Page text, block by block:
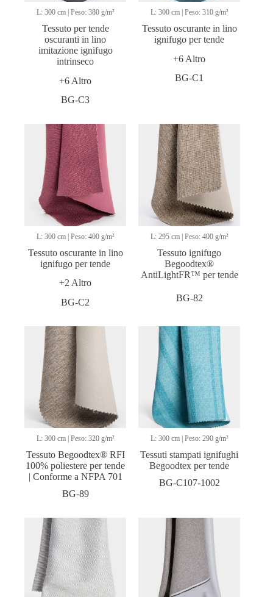
L: 300 cm | Peso: 380 g/m²
Tessuto per tende
oscuranti in lino
imitazione ignifugo
intrinseco
+6 Altro
BG-C3
L: 300 cm | Peso: 310 g/m²
Tessuto oscurante in lino
ignifugo per tende
+6 Altro
BG-C1
L: 300 cm | Peso: 400 g/m²
Tessuto oscurante in lino
ignifugo per tende
+2 Altro
BG-C2
L: 295 cm | Peso: 400 g/m²
Tessuto ignifugo
Begoodtex®
AntiLightFR™ per tende
BG-82
L: 300 cm | Peso: 320 g/m²
Tessuto Begoodtex® RFI
100% poliestere per tende
| Conforme a NFPA 701
BG-89
L: 300 cm | Peso: 290 g/m²
Tessuti stampati ignifughi
Begoodtex per tende
BG-C107-1002